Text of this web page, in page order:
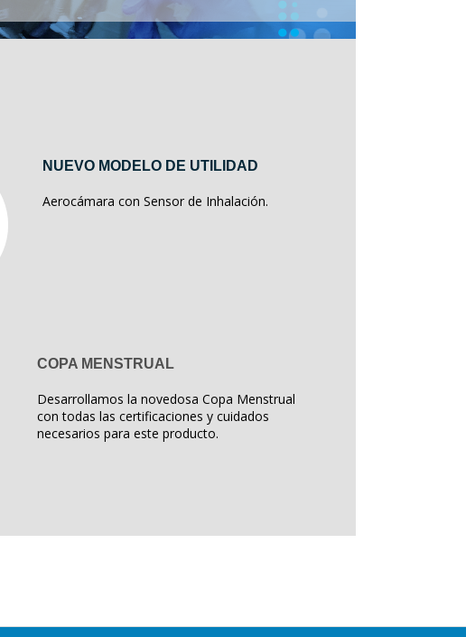
NUEVO MODELO DE UTILIDAD
Aerocámara con Sensor de Inhalación.
COPA MENSTRUAL
Desarrollamos la novedosa Copa Menstrual
con todas las certificaciones y cuidados
necesarios para este producto.